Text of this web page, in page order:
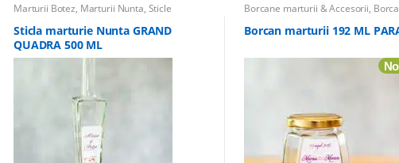
Marturii Botez, Marturii Nunta, Sticle
Sticle marturii & Accesorii
pentru Botez
Sticla marturie Nunta GRAND
QUADRA 500 ML
Borcane marturii & Accesorii,
Marturii
Totul pentru Botez
Borcan marturii 192 ML